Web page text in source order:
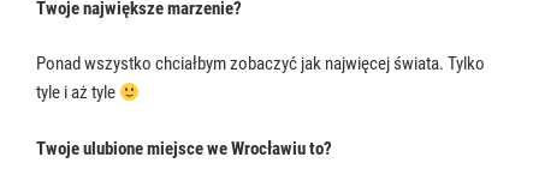
Twoje największe marzenie?
Ponad wszystko chciałbym zobaczyć jak najwięcej świata. Tylko
tyle i aż tyle
Twoje ulubione miejsce we Wrocławiu to?